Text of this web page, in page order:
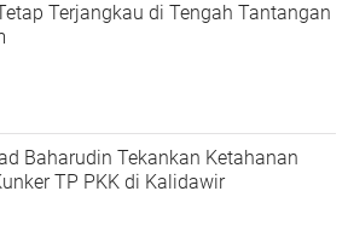
Terjangkau di Tengah Tantangan
Baharudin Tekankan Ketahanan
TP PKK di Kalidawir